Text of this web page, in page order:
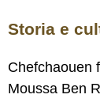
Storia e
Chefchaouen
Moussa Ben